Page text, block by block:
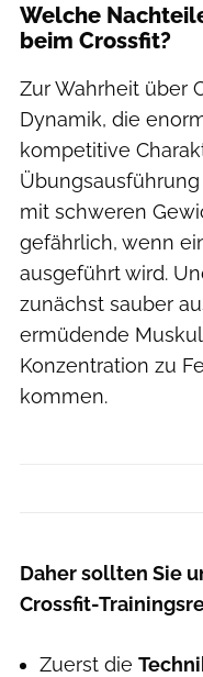
Welche
beim Crossfit?
Zur Wahrheit über
Dynamik, die
kompetitive
mit schweren
gefährlich, wenn
ausgeführt wird.
zunächst sauber
ermüdende
Konzentration zu
kommen.
Daher sollten Sie
Crossfit-
Zuerst die